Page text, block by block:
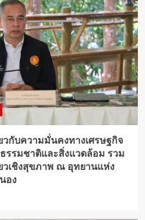
กับความมั่นคงทางเศรษฐกิจ
รรมชาติและสิ่งแวดล้อม รวม
วเชิงสุขภาพ ณ อุทยานแห่ง
อง